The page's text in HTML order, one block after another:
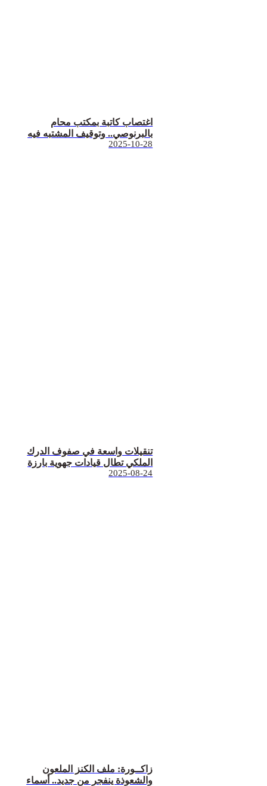
اغتصاب كاتبة بمكتب محام
بالبرنوصي.. وتوقيف المشتبه فيه
2025-10-28
تنقيلات واسعة في صفوف الدرك
الملكي تطال قيادات جهوية بارزة
2025-08-24
زاكــورة: ملف الكنز الملعون
والشعوذة ينفجر من جديد.. أسماء